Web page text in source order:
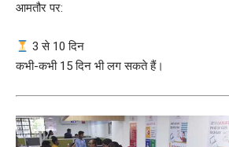
आमतौर पर:
3 से 10 दिन
कभी-कभी 15 दिन भी लग सकते हैं।